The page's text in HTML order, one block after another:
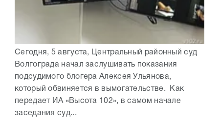
Сегодня, 5 августа, Центральный районный суд
Волгограда начал заслушивать показания
подсудимого блогера Алексея Ульянова,
который обвиняется в вымогательстве. Как
передает ИА «Высота 102», в самом начале
заседания суд...